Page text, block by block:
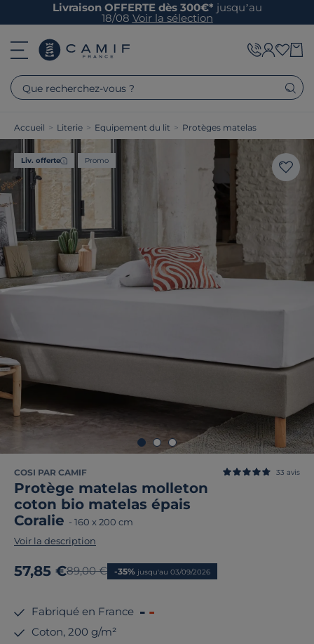
Livraison OFFERTE dès 300€* jusqu’au
18/08 Voir la sélection
Que recherchez-vous ?
Accueil > Literie > Equipement du lit > Protèges matelas
Liv. offerte Promo
COSI PAR CAMIF
Protège matelas molleton
coton bio matelas épais
Coralie - 160 x 200 cm
33 avis
Voir la description
Nouveau prix
57,85 €Ancien prix
89,00 € -35% jusqu'au 03/09/2026
Fabriqué en France
Coton, 200 g/m²